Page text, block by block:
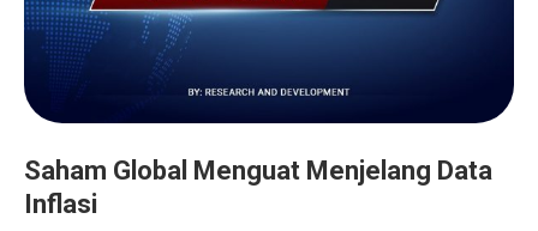
Saham Global Menguat Menjelang Data
Inflasi